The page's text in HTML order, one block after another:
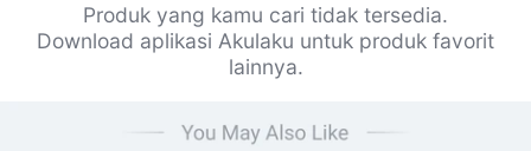
Produk yang kamu cari tidak tersedia.
Download aplikasi Akulaku untuk produk favorit
lainnya.